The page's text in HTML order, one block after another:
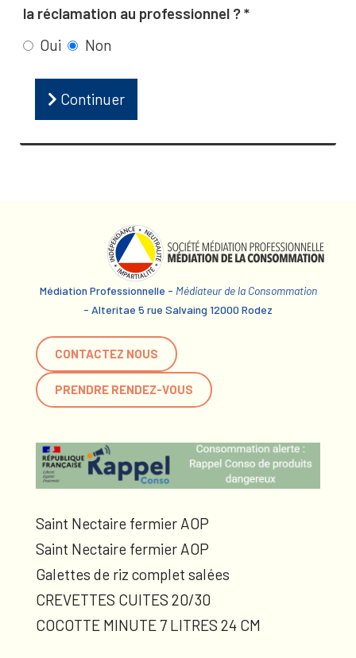
la réclamation au professionnel ?
Oui
Non
Continuer
Médiation Professionnelle - Médiateur de la Consommation
- Alteritae 5 rue Salvaing 12000 Rodez
CONTACTEZ NOUS
PRENDRE RENDEZ-VOUS
Saint Nectaire fermier AOP
Saint Nectaire fermier AOP
Galettes de riz complet salées
CREVETTES CUITES 20/30
COCOTTE MINUTE 7 LITRES 24 CM